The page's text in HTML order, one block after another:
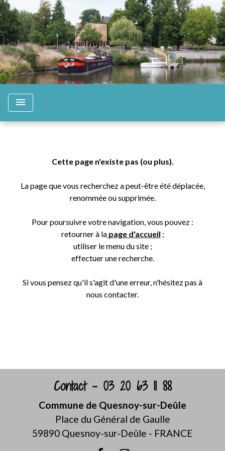
menu
Cette page n'existe pas (ou plus).
La page que vous recherchez a peut-être été déplacée,
renommée ou supprimée.
Pour poursuivre votre navigation, vous pouvez :
retourner à la page d'accueil ;
utiliser le menu du site ;
effectuer une recherche.
Si vous pensez qu'il s'agit d'une erreur, n'hésitez pas à
nous contacter.
Contact - 03 20 63 11 88
Commune de Quesnoy-sur-Deûle
Place du Général de Gaulle
59890 Quesnoy-sur-Deûle - FRANCE